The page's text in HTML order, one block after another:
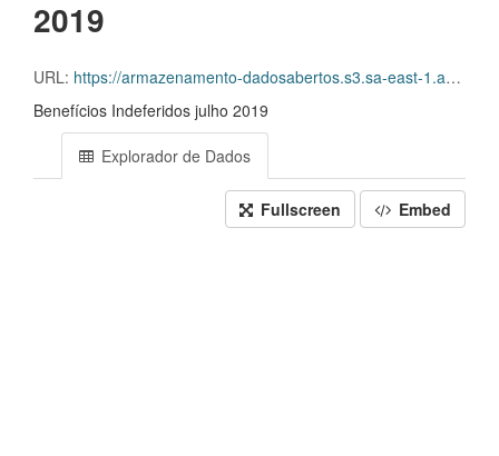
2019
URL: https://armazenamento-dadosabertos.s3.sa-east-1.amazonaws.com/Plano+2016_2018_Grupos+de+dados/INSS+-+Beneficios+indeferidos/indeferidos-07-2019.csv
Benefícios Indeferidos julho 2019
Explorador de Dados
Fullscreen Embed